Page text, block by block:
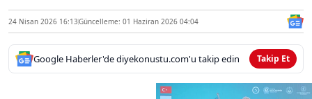
24 Nisan 2026 16:13Güncelleme: 01 Haziran 2026 04:04
Google Haberler'de diyekonustu.com'u takip edin Takip Et